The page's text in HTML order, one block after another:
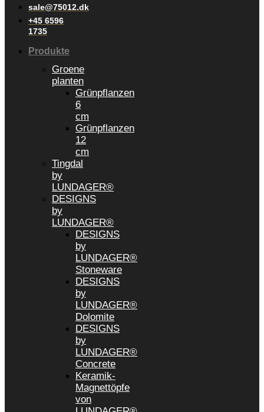
sale@75012.dk
+45 6596
1735
Produkte
Groene
planten
Grünpflanzen
6
cm
Grünpflanzen
12
cm
Tingdal
by
LUNDAGER®
DESIGNS
by
LUNDAGER®
DESIGNS
by
LUNDAGER®
Stoneware
DESIGNS
by
LUNDAGER®
Dolomite
DESIGNS
by
LUNDAGER®
Concrete
Keramik-
Magnettöpfe
von